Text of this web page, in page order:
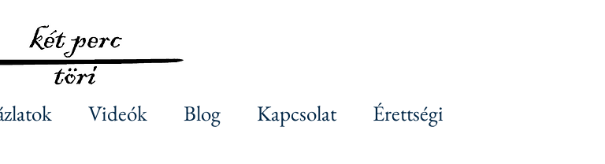
Videók Blog Kapcsolat Érettségi